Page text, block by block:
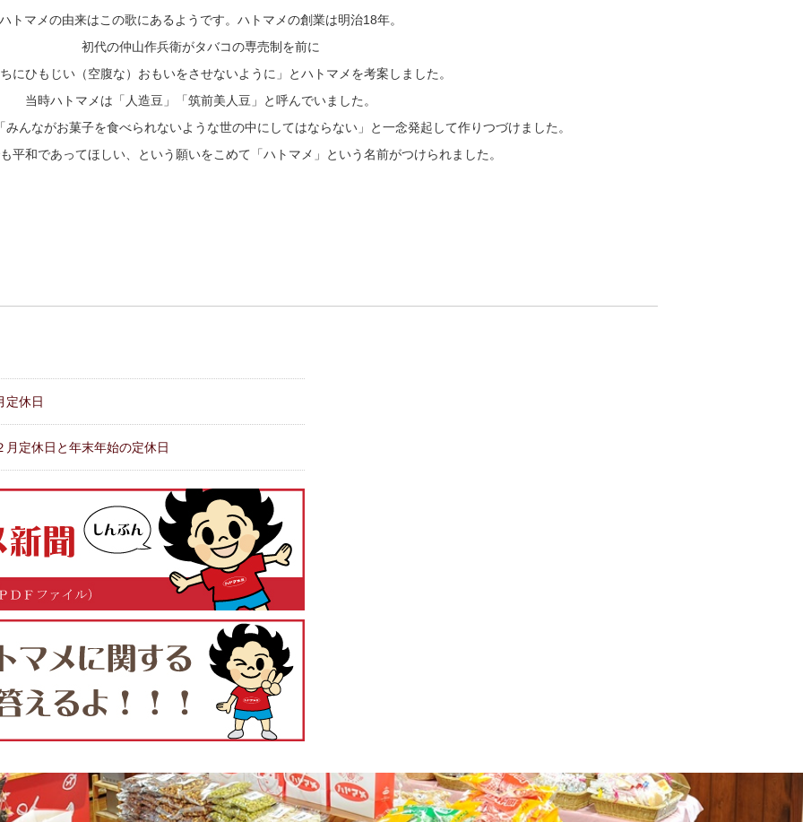
ハトマメの由来はこの歌にあるようです。ハトマメの創業は明治18年。
初代の仲山作兵衛がタバコの専売制を前に
にひもじい（空腹な）おもいをさせないように」とハトマメを考案しました。
当時ハトマメは「人造豆」「筑前美人豆」と呼んでいました。
んながお菓子を食べられないような世の中にしてはならない」と一念発起して作りつづけました。
平和であってほしい、という願いをこめて「ハトマメ」という名前がつけられました。
休日
定休日と年末年始の定休日